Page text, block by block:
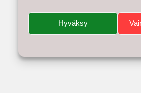
Hyväksy